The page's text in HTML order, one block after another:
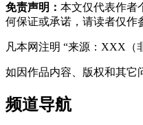
免责声明： 本文仅代表作者
何保证或承诺，请读者仅作
凡本网注明 “来源：XXX（
如因作品内容、版权和其它
频道导航